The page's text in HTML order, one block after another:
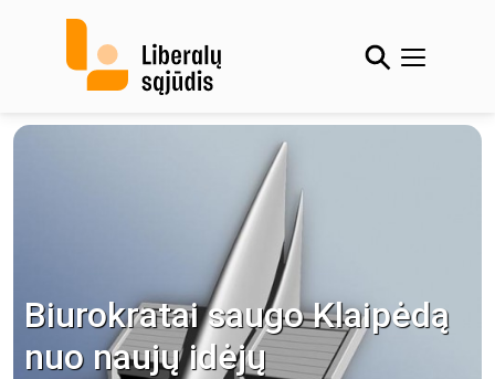
Biurokratai saugo Klaipėdą
nuo naujų idėjų